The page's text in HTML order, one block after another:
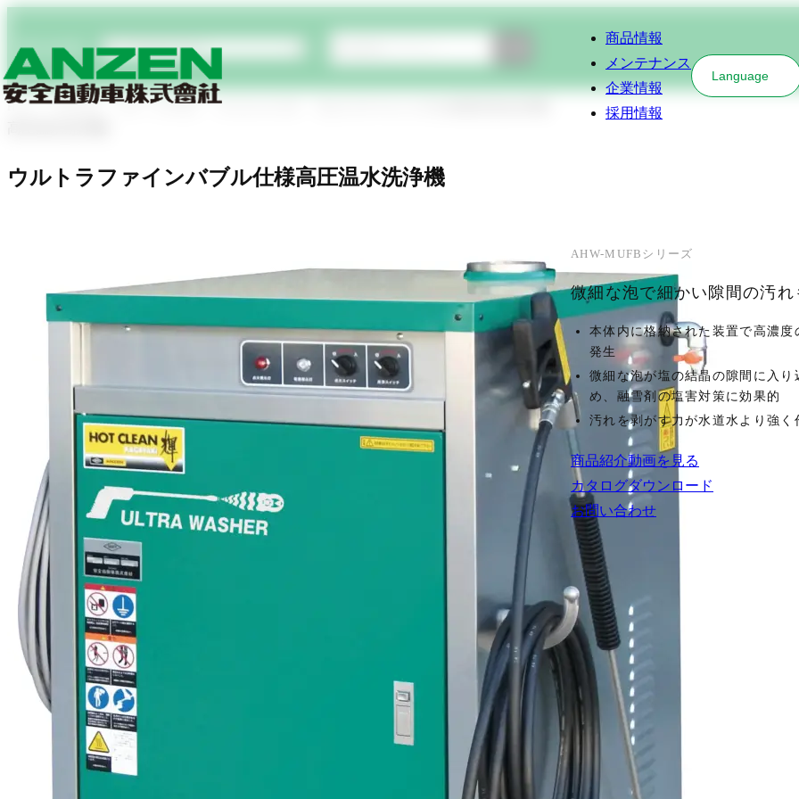
商品情報
メンテナンス
企業情報
採用情報
Language
商品検索
Home 商品情報 洗車・洗浄機器 高圧温水洗浄機
ウルトラファインバブル仕様高圧温水洗浄機
AHW-MUFBシリーズ
微細な泡で細かい隙間の汚れ
本体内に格納された装置で高濃
発生
微細な泡が塩の結晶の隙間に入り
め、融雪剤の塩害対策に効果的
汚れを剥がす力が水道水より強く
商品紹介動画を見る
カタログダウンロード
お問い合わせ